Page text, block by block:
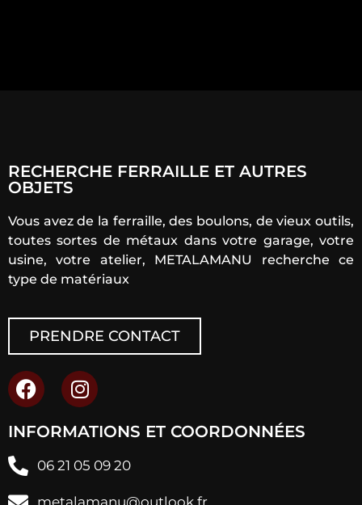
RECHERCHE FERRAILLE ET AUTRES
OBJETS
Vous avez de la ferraille, des boulons, de vieux outils,
toutes sortes de métaux dans votre garage, votre
usine, votre atelier, METALAMANU recherche ce
type de matériaux
PRENDRE CONTACT
INFORMATIONS ET COORDONNÉES
06 21 05 09 20
metalamanu@outlook.fr